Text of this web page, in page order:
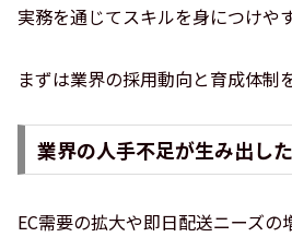
実務を通じてスキルを身につけや
まずは業界の採用動向と育成体制
業界の人手不足が生み出し
EC需要の拡大や即日配送ニーズの